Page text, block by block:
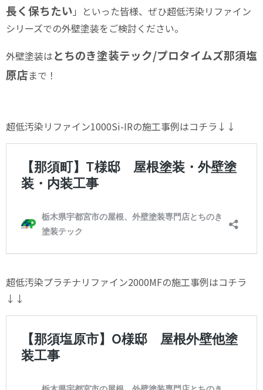
長く保ちたい 」といった皆様、ぜひ超低汚染リファイン
シリーズでの外壁塗装をご検討ください。
外壁塗装はとちのき塗装テック/プロタイムズ那須塩
原店まで！
超低汚染リファイン1000Si-IRの施工事例はコチラ↓↓
超低汚染プラチナリファイン2000MFの施工事例はコチラ
↓↓